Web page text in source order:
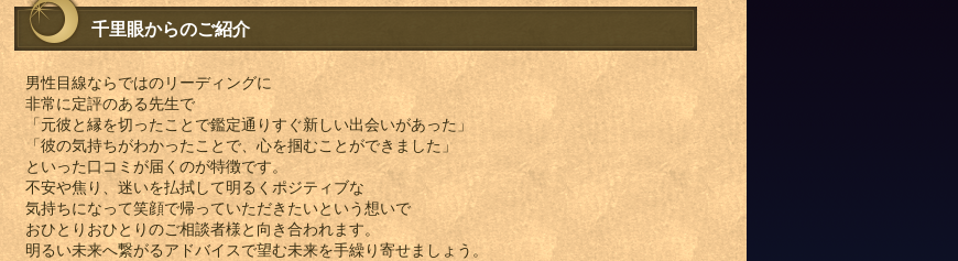
千里眼からのご紹介
男性目線ならではのリーディングに
非常に定評のある先生で
「元彼と縁を切ったことで鑑定通りすぐ新しい出会いがあった」
「彼の気持ちがわかったことで、心を掴むことができました」
といった口コミが届くのが特徴です。
不安や焦り、迷いを払拭して明るくポジティブな
気持ちになって笑顔で帰っていただきたいという想いで
おひとりおひとりのご相談者様と向き合われます。
明るい未来へ繋がるアドバイスで望む未来を手繰り寄せましょう。